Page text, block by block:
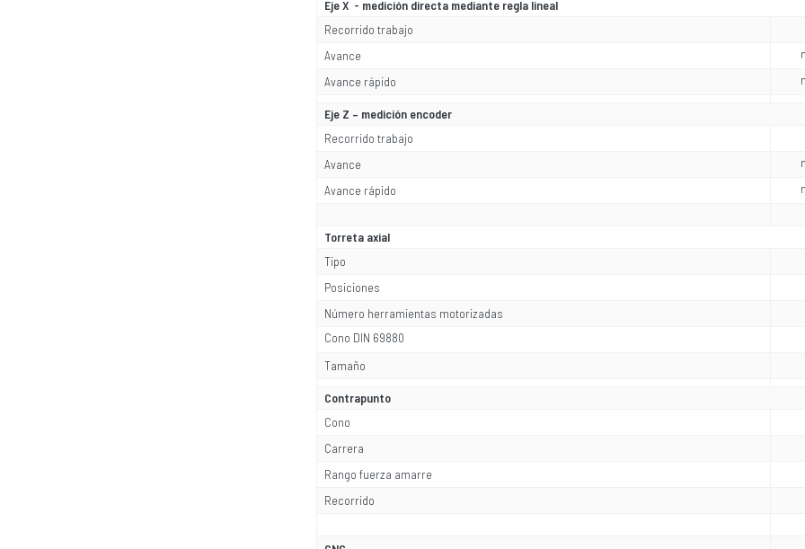
Eje X - medición directa mediante regla lineal
Recorrido trabajo
Avance
Avance rápido
Eje Z – medición encoder
Recorrido trabajo
Avance
Avance rápido
Torreta axial
Tipo
Posiciones
Número herramientas motorizadas
Cono DIN 69880
Tamaño
Contrapunto
Cono
Carrera
Rango fuerza amarre
Recorrido